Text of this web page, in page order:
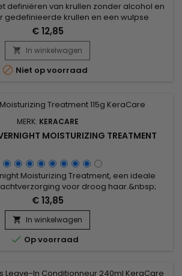
definiëren van krullen zonder alcohol en
gedefinieerde krullen en een wulpse
formule verrijkt met extracten
maakt het mogelijk om het haar diep
voeden, terwijl Argan en Abessijnse olie
aan de krullen geven.&nbsp; Keracare
Defining...
€ 12,85
 In winkelwagen
 Niet op voorraad
MERK: KERACARE
MOISTURIZING TREATMENT
Moisturizing Treatment, een ideale
voor droog haar.&nbsp;
is gebaseerd op zonnebloem- en
hydraterende en verzachtende
Het verzacht, geeft zachtheid en
Anti-kroezen, het ontwart zachtjes,
breuk en revitaliseert het haar....
€ 13,85
 In winkelwagen
 Op voorraad